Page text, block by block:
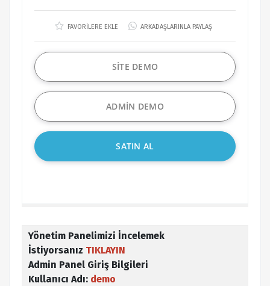
FAVORİLERE EKLE ARKADAŞLARINLA PAYLAŞ
SİTE DEMO
ADMİN DEMO
SATIN AL
Yönetim Panelimizi İncelemek
İstiyorsanız TIKLAYIN
Admin Panel Giriş Bilgileri
Kullanıcı Adı: demo